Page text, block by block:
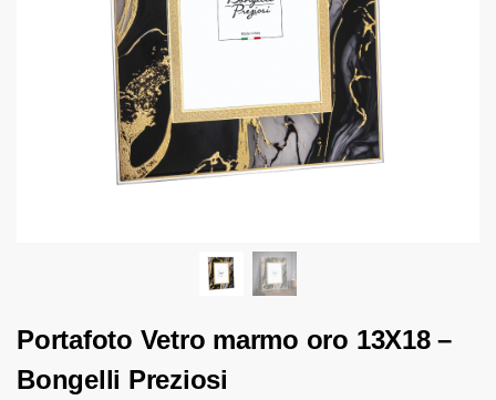
Portafoto Vetro marmo oro 13X18 –
Bongelli Preziosi